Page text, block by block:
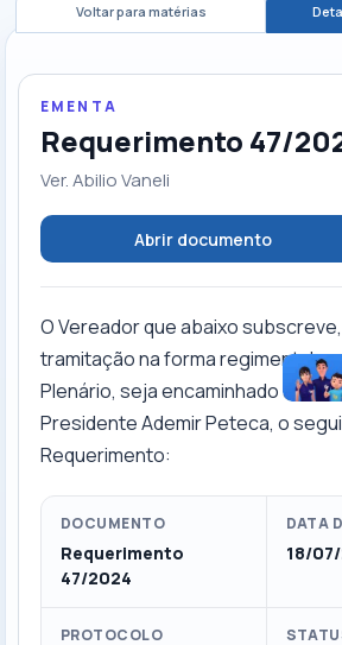
Voltar para matérias
EMENTA
Requerimento 47/
Ver. Abilio Vaneli
Abrir documento
O Vereador que abaixo
tramitação na forma regimental
Plenário, seja encaminhado ao
Presidente Ademir Peteca, o
Requerimento:
DOCUMENTO
Requerimento
47/2024
DATA
18/
PROTOCOLO